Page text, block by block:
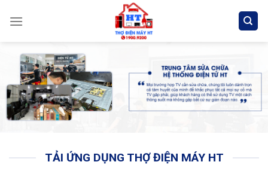
TẢI ỨNG DỤNG THỢ ĐIỆN MÁY HT